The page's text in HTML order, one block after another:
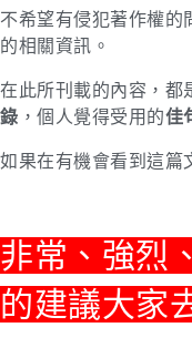
不希望有侵犯著作權的
的相關資訊。
在此所刊載的內容，都
錄 ，個人覺得受用的佳
如果在有機會看到這篇
非常、強烈
的建議大家